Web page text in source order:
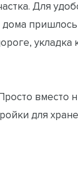
Для
дома пришлось
укладка
вместо
для